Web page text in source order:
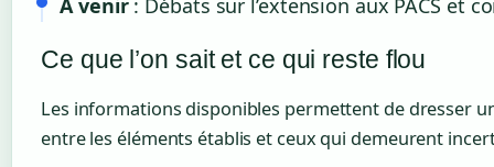
À venir: Débats sur l’extension aux PACS et
Ce que l’on sait et ce qui reste flou
Les informations disponibles permettent de dresser
entre les éléments établis et ceux qui demeurent